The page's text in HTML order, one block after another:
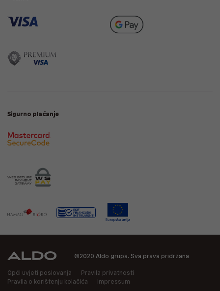
Sigurno plaćanje
©2020 Aldo grupa. Sva prava pridržana
Opći uvjeti poslovanja
Pravila privatnosti
Pravila o korištenju kolačića
Impressum